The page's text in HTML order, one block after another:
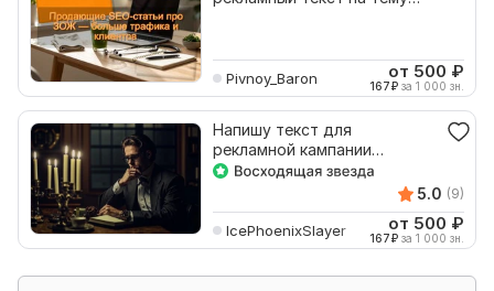
Pivnoy_Baron от 500 ₽
167₽ за 1 000 зн.
Напишу текст для
рекламной кампании
косметики
5.0 (9)
IcePhoenixSlayer от 500 ₽
167₽ за 1 000 зн.